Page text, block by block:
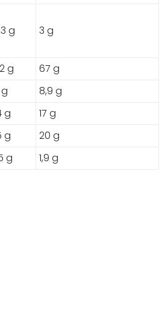
g 3 g
g
67 g
8,9 g
g
17 g
g
20 g
g 1,9 g